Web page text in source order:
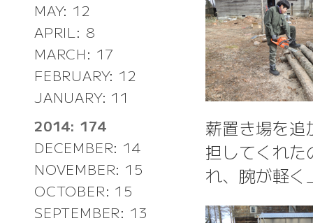
MAY: 12
APRIL: 8
MARCH: 17
FEBRUARY: 12
JANUARY: 11
2014: 174
DECEMBER: 14
NOVEMBER: 15
OCTOBER: 15
SEPTEMBER: 13
薪置き場を
担してくれ
れ、腕が軽